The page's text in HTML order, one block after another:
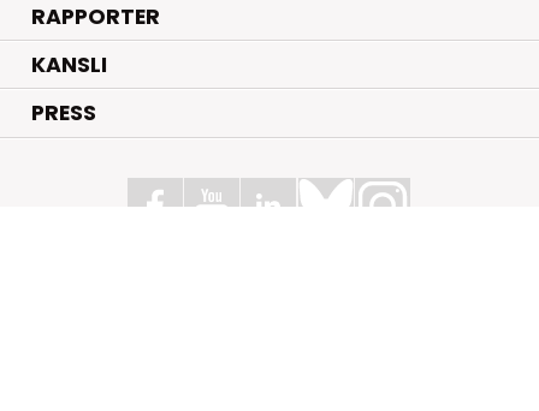
RAPPORTER
KANSLI
PRESS